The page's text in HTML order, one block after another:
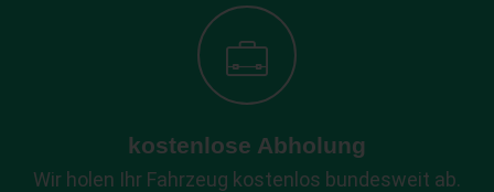
kostenlose Abholung
Wir holen Ihr Fahrzeug kostenlos bundesweit ab.